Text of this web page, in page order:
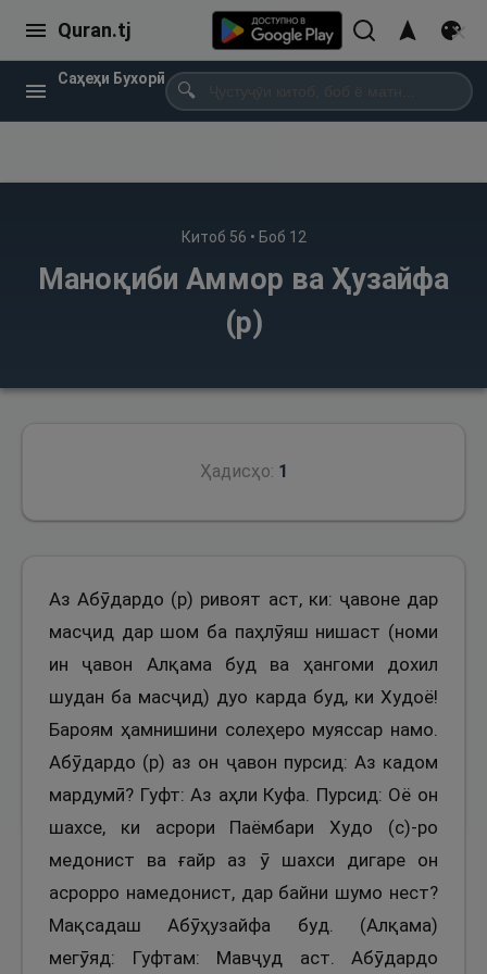
Quran.tj
Саҳеҳи Бухорӣ
🔍
Китоб 56 • Боб 12
Маноқиби Аммор ва Ҳузайфа
(р)
Ҳадисҳо: 1
Аз Абӯдардо (р) ривоят аст, ки: ҷавоне дар
масҷид дар шом ба паҳлӯяш нишаст (номи
ин ҷавон Алқама буд ва ҳангоми дохил
шудан ба масҷид) дуо карда буд, ки Худоё!
Бароям ҳамнишини солеҳеро муяссар намо.
Абӯдардо (р) аз он ҷавон пурсид: Аз кадом
мардумӣ? Гуфт: Аз аҳли Куфа. Пурсид: Оё он
шахсе, ки асрори Паёмбари Худо (с)-ро
медонист ва ғайр аз ӯ шахси дигаре он
асрорро намедонист, дар байни шумо нест?
Мақсадаш Абӯҳузайфа буд. (Алқама)
мегӯяд: Гуфтам: Мавҷуд аст. Абӯдардо